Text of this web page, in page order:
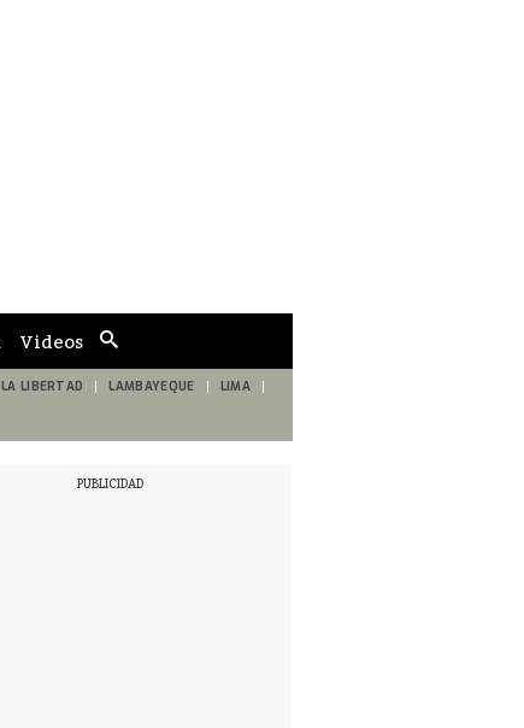
de
búsqueda
Videos
LA LIBERTAD LAMBAYEQUE LIMA